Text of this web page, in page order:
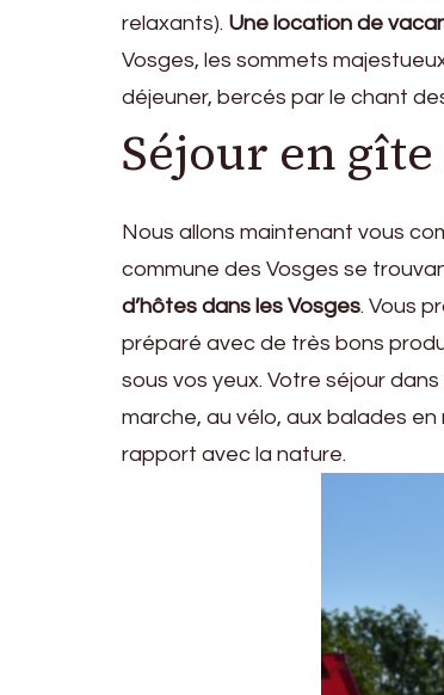
relaxants). Une location de
Vosges, les sommets
déjeuner, bercés par le chant
Séjour en
Nous allons maintenant vous
commune des Vosges se
d’hôtes dans les Vosges. Vous
préparé avec de très bons
sous vos yeux. Votre séjour
marche, au vélo, aux balades
rapport avec la nature.